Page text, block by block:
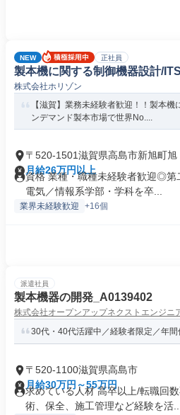
NEW 正社員
製本機に関する制御機器設計/
株式会社ホリゾン
【滋賀】業務未経験者歓迎！！製本
ンデマンド製本市場で世界No....
〒520-1501滋賀県高島市新旭町旭
月給26万円以上
資格 業種・職種未経験者歓迎◎
電気／情報系学部・学科を卒...
業界未経験歓迎 +16個
派遣社員
製本機器の開発_A0139402
株式会社オープンアップネクストエンジニ
30代・40代活躍中／経験者限定／年間
〒520-1100滋賀県高島市
月給30万円～55万円
求めている人材 高卒以上/転職回
術、保全、施工管理など経験を活...